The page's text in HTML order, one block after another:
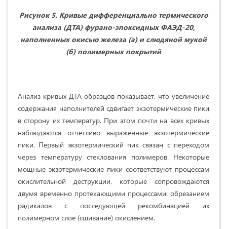
Рисунок 5. Кривые дифференциально термического
анализа (ДТА) фурано-эпоксидных ФАЭД-20,
наполненных окисью железа (а) и слюдяной мукой
(б) полимерных покрытий
Анализ кривых ДТА образцов показывает, что увеличение
содержания наполнителей сдвигает экзотермические пики
в сторону их температур. При этом почти на всех кривых
наблюдаются отчетливо выраженные экзотермические
пики. Первый экзотермический пик связан с переходом
через температуру стеклования полимеров. Некоторые
мощные экзотермические пики соответствуют процессам
окислительной деструкции, которые сопровождаются
двумя временно протекающими процессами: обрезанием
радикалов с последующей рекомбинацией их
полимерном слое (сшивание) окислением.